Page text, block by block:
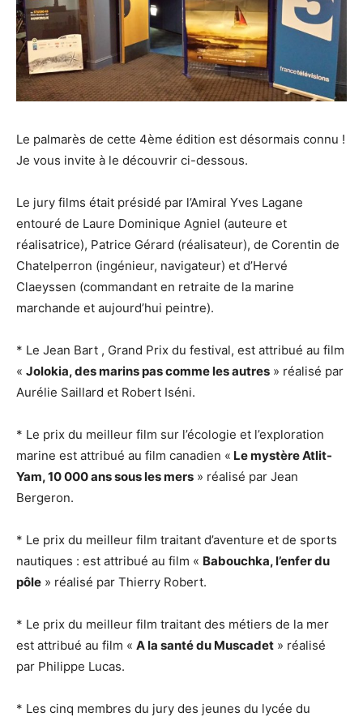
Le palmarès de cette 4ème édition est désormais connu !
Je vous invite à le découvrir ci-dessous.
Le jury films était présidé par l’Amiral Yves Lagane
entouré de Laure Dominique Agniel (auteure et
réalisatrice), Patrice Gérard (réalisateur), de Corentin de
Chatelperron (ingénieur, navigateur) et d’Hervé
Claeyssen (commandant en retraite de la marine
marchande et aujourd’hui peintre).
* Le Jean Bart , Grand Prix du festival, est attribué au film
« Jolokia, des marins pas comme les autres » réalisé par
Aurélie Saillard et Robert Iséni.
* Le prix du meilleur film sur l’écologie et l’exploration
marine est attribué au film canadien « Le mystère Atlit-
Yam, 10 000 ans sous les mers » réalisé par Jean
Bergeron.
* Le prix du meilleur film traitant d’aventure et de sports
nautiques : est attribué au film « Babouchka, l’enfer du
pôle » réalisé par Thierry Robert.
* Le prix du meilleur film traitant des métiers de la mer
est attribué au film « A la santé du Muscadet » réalisé
par Philippe Lucas.
* Les cinq membres du jury des jeunes du lycée du